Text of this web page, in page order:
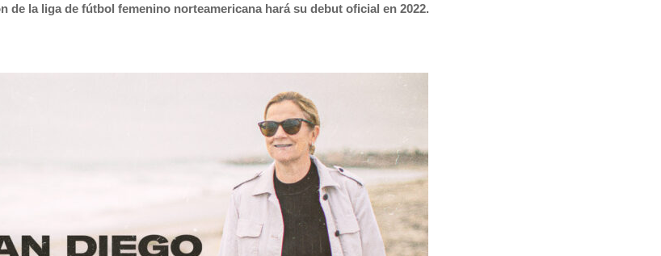
la liga de fútbol femenino norteamericana hará su debut oficial en 2022.